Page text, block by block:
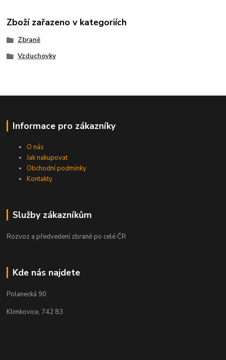
Zboží zařazeno v kategoriích
Zbraně
Vzduchovky
Informace pro zákazníky
O nás
Jak nakupovat
Obchodní podmínky
Kontakty
Služby zákazníkům
Rozvoz a předvedení zbraně po celé ČR
Kde nás najdete
Polanecká 90
Klimkovice, 742 83